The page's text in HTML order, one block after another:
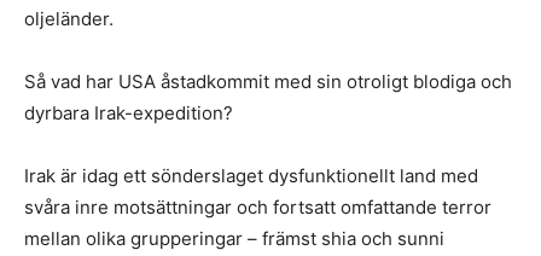
oljeländer.
Så vad har USA åstadkommit med sin otroligt blodiga och
dyrbara Irak-expedition?
Irak är idag ett sönderslaget dysfunktionellt land med
svåra inre motsättningar och fortsatt omfattande terror
mellan olika grupperingar – främst shia och sunni